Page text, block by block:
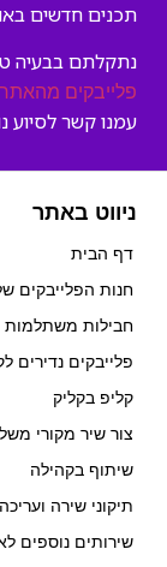
תכנים חדשים
נתקלתם בבעיה
פלייבקים מהאתר
עמנו קשר לסיוע
ניווט באתר
דף הבית
חנות הפלייבקים
חבילות משתלמות
פלייבקים נדירים
קליפ בקליק
צור שיר מקורי
שיתוף בקהילה
תיקוני שירה ועריכה
שירותים נוספים